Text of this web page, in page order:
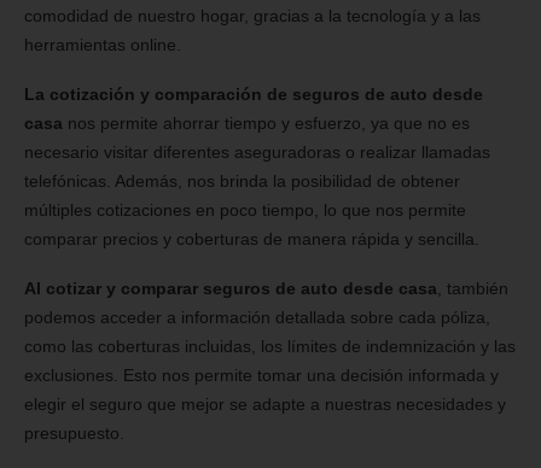
comodidad de nuestro hogar, gracias a la tecnología y a las
herramientas online.
La cotización y comparación de seguros de auto desde
casa nos permite ahorrar tiempo y esfuerzo, ya que no es
necesario visitar diferentes aseguradoras o realizar llamadas
telefónicas. Además, nos brinda la posibilidad de obtener
múltiples cotizaciones en poco tiempo, lo que nos permite
comparar precios y coberturas de manera rápida y sencilla.
Al cotizar y comparar seguros de auto desde casa , también
podemos acceder a información detallada sobre cada póliza,
como las coberturas incluidas, los límites de indemnización y las
exclusiones. Esto nos permite tomar una decisión informada y
elegir el seguro que mejor se adapte a nuestras necesidades y
presupuesto.